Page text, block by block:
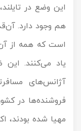
این وضع در
هم وجود دارد.
است که همه از
یاد می‌کنند.
آژانس‌های
فروشنده‌ها در
مهیا شده بودند،